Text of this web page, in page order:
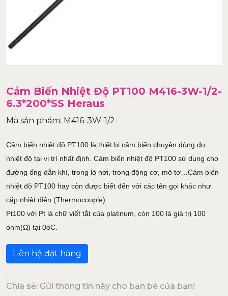
Cảm Biến Nhiệt Độ PT100 M416-3W-1/2-
6.3*200*SS Heraus
Mã sản phẩm: M416-3W-1/2-
Cảm biến nhiệt độ PT100 là thiết bị cảm biến chuyên dùng đo
nhiệt độ tại vị trí nhất định. Cảm biến nhiệt độ PT100 sử dụng cho
đường ống dẫn khí, trong lò hơi, trong động cơ, mô tơ…Cảm biến
nhiệt độ PT100 hay còn được biết đến với các tên gọi khác như
cặp nhiệt điện (Thermocouple)
Pt100 với Pt là chữ viết tắt của platinum, còn 100 là giá trị 100
ohm(Ω) tại 0oC.
Liên hệ đặt hàng
Chia sẻ: Gửi thông tin này cho bạn bè của bạn!